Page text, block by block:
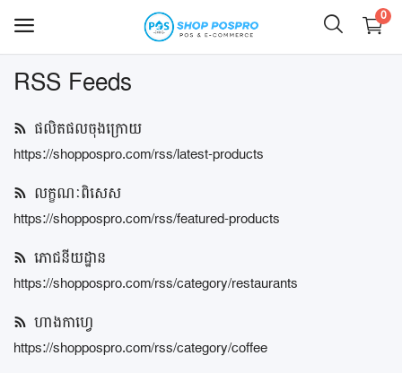
0
លក់
ឥឡូវ
នេះ
ភោជនីយដ្ឋាន
ហាងកាហ្វេ
ហាងម៉ាត
ស្កុក ឃ្លាំង ទំនិញ
RSS Feeds
ផលិតផលចុងក្រោយ
https://shoppospro.com/rss/latest-products
លក្ខណៈពិសេស
https://shoppospro.com/rss/featured-products
ភោជនីយដ្ឋាន
https://shoppospro.com/rss/category/restaurants
ហាងកាហ្វេ
https://shoppospro.com/rss/category/coffee